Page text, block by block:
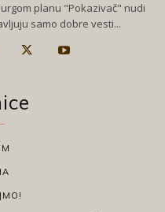
planu "Pokazivač" nudi
samo dobre vesti...